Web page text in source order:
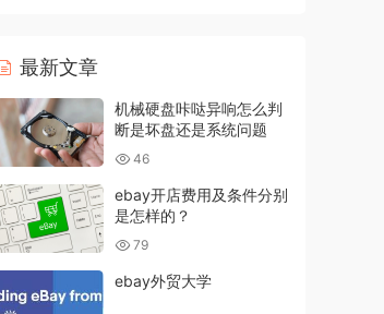
最新文章
机械硬盘咔哒异响怎么判
断是坏盘还是系统问题
46
ebay开店费用及条件分别
是怎样的？
79
ebay外贸大学